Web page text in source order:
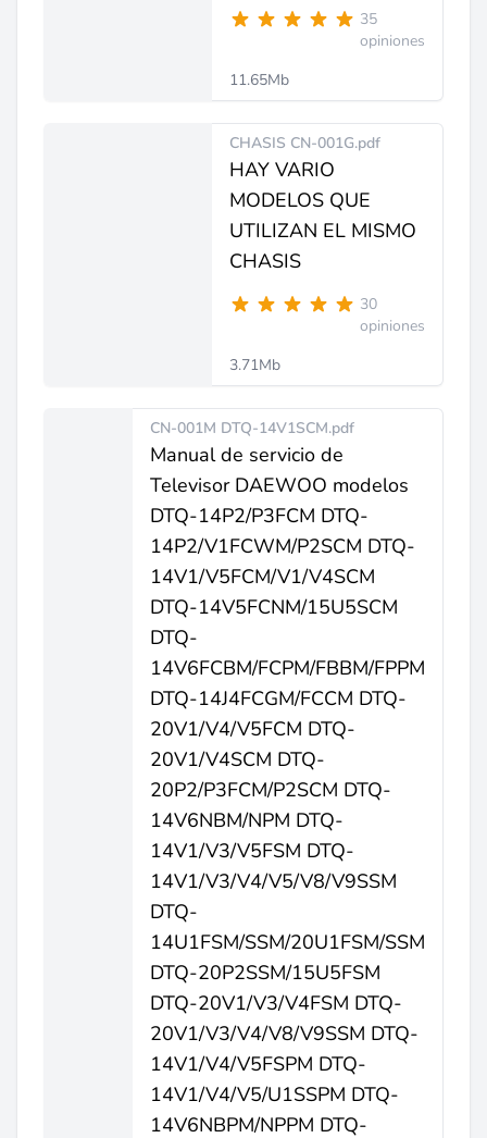
35
opiniones
11.65Mb
CHASIS CN-001G.pdf
HAY VARIO
MODELOS QUE
UTILIZAN EL MISMO
CHASIS
30
opiniones
3.71Mb
CN-001M DTQ-14V1SCM.pdf
Manual de servicio de
Televisor DAEWOO modelos
DTQ-14P2/P3FCM DTQ-
14P2/V1FCWM/P2SCM DTQ-
14V1/V5FCM/V1/V4SCM
DTQ-14V5FCNM/15U5SCM
DTQ-
14V6FCBM/FCPM/FBBM/FPPM
DTQ-14J4FCGM/FCCM DTQ-
20V1/V4/V5FCM DTQ-
20V1/V4SCM DTQ-
20P2/P3FCM/P2SCM DTQ-
14V6NBM/NPM DTQ-
14V1/V3/V5FSM DTQ-
14V1/V3/V4/V5/V8/V9SSM
DTQ-
14U1FSM/SSM/20U1FSM/SSM
DTQ-20P2SSM/15U5FSM
DTQ-20V1/V3/V4FSM DTQ-
20V1/V3/V4/V8/V9SSM DTQ-
14V1/V4/V5FSPM DTQ-
14V1/V4/V5/U1SSPM DTQ-
14V6NBPM/NPPM DTQ-